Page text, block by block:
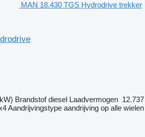
MAN 18.430 TGS Hydrodrive trekker
Brandstof diesel Laadvermogen 12.737
Aandrijvingstype aandrijving op alle wielen